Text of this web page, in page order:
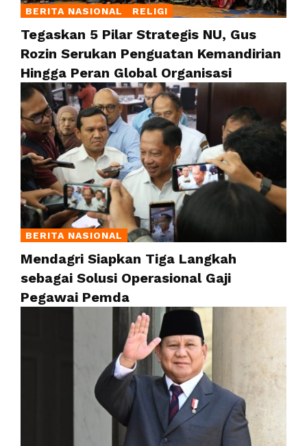
BERITA NASIONAL RELIGI
Tegaskan 5 Pilar Strategis NU, Gus
Rozin Serukan Penguatan Kemandirian
Hingga Peran Global Organisasi
BERITA NASIONAL
Mendagri Siapkan Tiga Langkah
sebagai Solusi Operasional Gaji
Pegawai Pemda